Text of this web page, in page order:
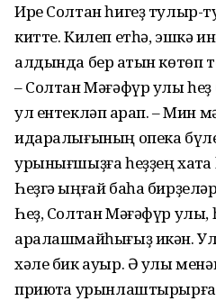
Ире Солтан һигеҙ тулыр-
китте. Килеп етһә, эшкә
алдында бер ҡатын көтөп
– Солтан Мәғәфүр улы
ул ентекләп ҡарап. – Мин
идаралығының опека
урынығшыҙға һеҙҙең
Һеҙгә ыңғай баһа
Һеҙ, Солтан Мәғәфүр улы,
аралашмайһығыҙ икән.
хәле бик ауыр. Ә улы
приютҡа